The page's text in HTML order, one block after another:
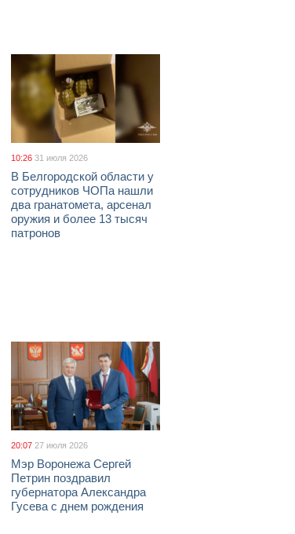
10:26 31 июля 2026
В Белгородской области у
сотрудников ЧОПа нашли
два гранатомета, арсенал
оружия и более 13 тысяч
патронов
20:07 27 июля 2026
Мэр Воронежа Сергей
Петрин поздравил
губернатора Александра
Гусева с днем рождения